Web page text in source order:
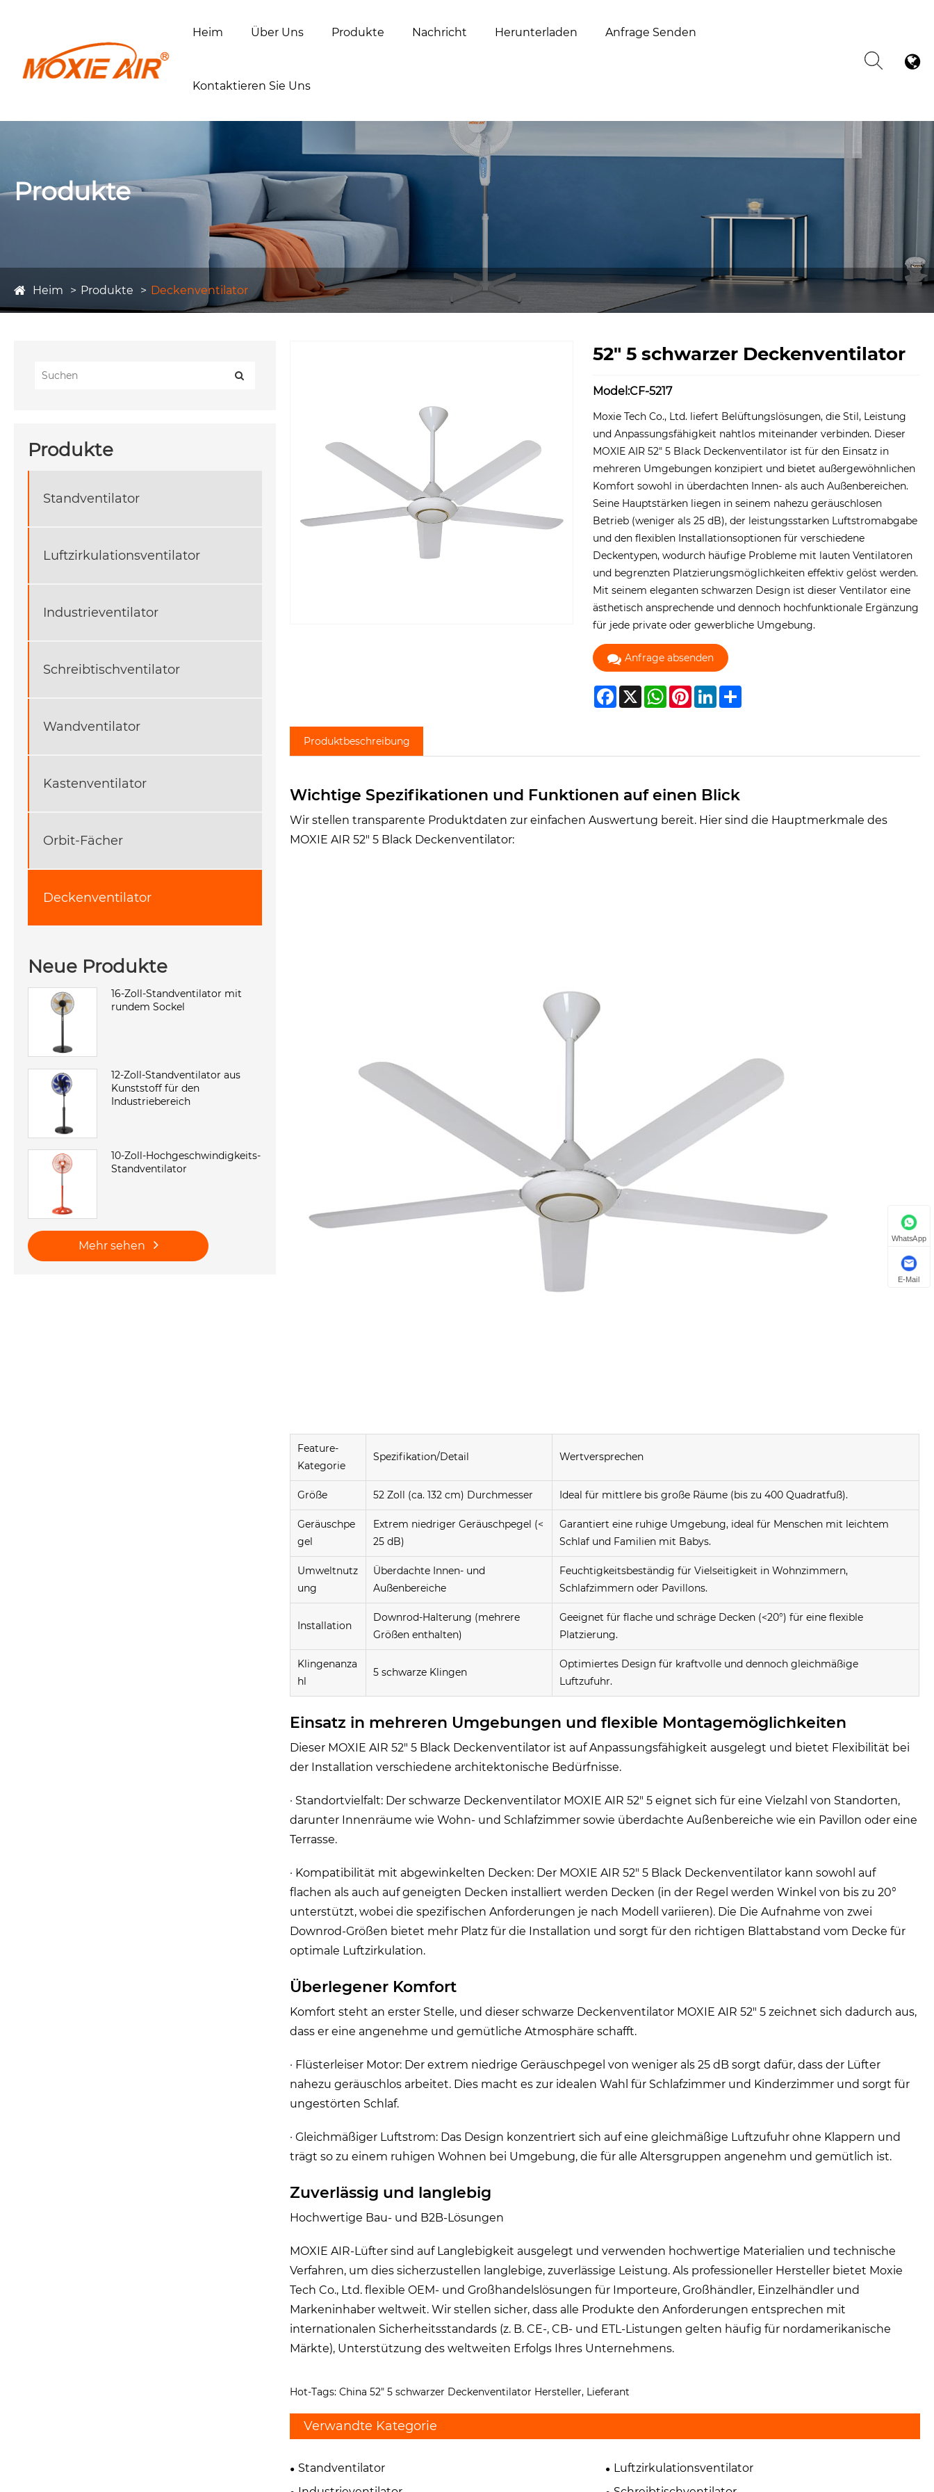
Heim Über Uns Produkte Nachricht Herunterladen Anfrage Senden
Kontaktieren Sie Uns
Produkte
Heim Produkte Deckenventilator
Produkte
Standventilator
Luftzirkulationsventilator
Industrieventilator
Schreibtischventilator
Wandventilator
Kastenventilator
Orbit-Fächer
Deckenventilator
Neue Produkte
16-Zoll-Standventilator mit
rundem Sockel
12-Zoll-Standventilator aus
Kunststoff für den
Industriebereich
10-Zoll-Hochgeschwindigkeits-
Standventilator
Mehr sehen
52" 5 schwarzer Deckenventilator
Model:CF-5217
Moxie Tech Co., Ltd. liefert Belüftungslösungen, die Stil, Leistung
und Anpassungsfähigkeit nahtlos miteinander verbinden. Dieser
MOXIE AIR 52" 5 Black Deckenventilator ist für den Einsatz in
mehreren Umgebungen konzipiert und bietet außergewöhnlichen
Komfort sowohl in überdachten Innen- als auch Außenbereichen.
Seine Hauptstärken liegen in seinem nahezu geräuschlosen
Betrieb (weniger als 25 dB), der leistungsstarken Luftstromabgabe
und den flexiblen Installationsoptionen für verschiedene
Deckentypen, wodurch häufige Probleme mit lauten Ventilatoren
und begrenzten Platzierungsmöglichkeiten effektiv gelöst werden.
Mit seinem eleganten schwarzen Design ist dieser Ventilator eine
ästhetisch ansprechende und dennoch hochfunktionale Ergänzung
für jede private oder gewerbliche Umgebung.
Anfrage absenden
Facebook
X WhatsApp
PinterestLinkedInShare
Produktbeschreibung
Wichtige Spezifikationen und Funktionen auf einen Blick
Wir stellen transparente Produktdaten zur einfachen Auswertung bereit. Hier sind die Hauptmerkmale des
MOXIE AIR 52" 5 Black Deckenventilator:
Feature-
Kategorie
Spezifikation/Detail Wertversprechen
Größe 52 Zoll (ca. 132 cm) Durchmesser Ideal für mittlere bis große Räume (bis zu 400 Quadratfuß).
Geräuschpe
gel
Extrem niedriger Geräuschpegel (<
25 dB)
Garantiert eine ruhige Umgebung, ideal für Menschen mit leichtem
Schlaf und Familien mit Babys.
Umweltnutz
ung
Überdachte Innen- und
Außenbereiche
Feuchtigkeitsbeständig für Vielseitigkeit in Wohnzimmern,
Schlafzimmern oder Pavillons.
Installation
Downrod-Halterung (mehrere
Größen enthalten)
Geeignet für flache und schräge Decken (<20°) für eine flexible
Platzierung.
Klingenanza
hl
5 schwarze Klingen
Optimiertes Design für kraftvolle und dennoch gleichmäßige
Luftzufuhr.
Einsatz in mehreren Umgebungen und flexible Montagemöglichkeiten
Dieser MOXIE AIR 52" 5 Black Deckenventilator ist auf Anpassungsfähigkeit ausgelegt und bietet Flexibilität bei
der Installation verschiedene architektonische Bedürfnisse.
· Standortvielfalt: Der schwarze Deckenventilator MOXIE AIR 52" 5 eignet sich für eine Vielzahl von Standorten,
darunter Innenräume wie Wohn- und Schlafzimmer sowie überdachte Außenbereiche wie ein Pavillon oder eine
Terrasse.
· Kompatibilität mit abgewinkelten Decken: Der MOXIE AIR 52" 5 Black Deckenventilator kann sowohl auf
flachen als auch auf geneigten Decken installiert werden Decken (in der Regel werden Winkel von bis zu 20°
unterstützt, wobei die spezifischen Anforderungen je nach Modell variieren). Die Die Aufnahme von zwei
Downrod-Größen bietet mehr Platz für die Installation und sorgt für den richtigen Blattabstand vom Decke für
optimale Luftzirkulation.
Überlegener Komfort
Komfort steht an erster Stelle, und dieser schwarze Deckenventilator MOXIE AIR 52" 5 zeichnet sich dadurch aus,
dass er eine angenehme und gemütliche Atmosphäre schafft.
· Flüsterleiser Motor: Der extrem niedrige Geräuschpegel von weniger als 25 dB sorgt dafür, dass der Lüfter
nahezu geräuschlos arbeitet. Dies macht es zur idealen Wahl für Schlafzimmer und Kinderzimmer und sorgt für
ungestörten Schlaf.
· Gleichmäßiger Luftstrom: Das Design konzentriert sich auf eine gleichmäßige Luftzufuhr ohne Klappern und
trägt so zu einem ruhigen Wohnen bei Umgebung, die für alle Altersgruppen angenehm und gemütlich ist.
Zuverlässig und langlebig
Hochwertige Bau- und B2B-Lösungen
MOXIE AIR-Lüfter sind auf Langlebigkeit ausgelegt und verwenden hochwertige Materialien und technische
Verfahren, um dies sicherzustellen langlebige, zuverlässige Leistung. Als professioneller Hersteller bietet Moxie
Tech Co., Ltd. flexible OEM- und Großhandelslösungen für Importeure, Großhändler, Einzelhändler und
Markeninhaber weltweit. Wir stellen sicher, dass alle Produkte den Anforderungen entsprechen mit
internationalen Sicherheitsstandards (z. B. CE-, CB- und ETL-Listungen gelten häufig für nordamerikanische
Märkte), Unterstützung des weltweiten Erfolgs Ihres Unternehmens.
Hot-Tags: China 52" 5 schwarzer Deckenventilator Hersteller, Lieferant
Verwandte Kategorie
Standventilator
Luftzirkulationsventilator
WhatsApp
E-Mail